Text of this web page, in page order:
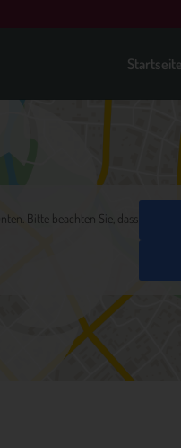
Startseite
Bitte beachten Sie, dass